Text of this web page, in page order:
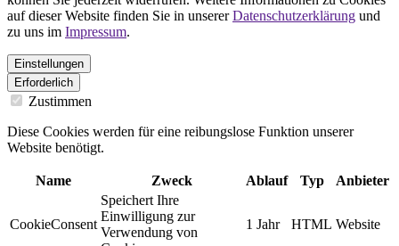
auf dieser Website finden Sie in unsererDatenschutzerklärung und
zu uns im Impressum.
Einstellungen
Erforderlich
Zustimmen
Diese Cookies werden für eine reibungslose Funktion unserer
Website benötigt.
Name Zweck Ablauf Typ Anbieter
CookieConsent
Speichert Ihre
Einwilligung zur
Verwendung von
1 Jahr HTML Website